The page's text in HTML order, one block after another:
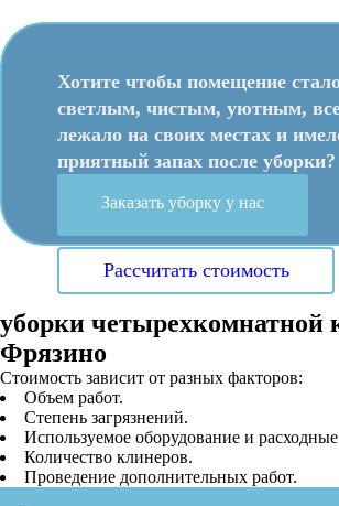
Хотите чтобы помещение
светлым, чистым, уютным,
лежало на своих местах и
приятный запах после уборки?
Заказать уборку у нас
Рассчитать стоимость
уборки четырехкомнатной
Фрязино
Стоимость зависит от разных факторов:
Объем работ.
Степень загрязнений.
Используемое оборудование и
Количество клинеров.
Проведение дополнительных работ.